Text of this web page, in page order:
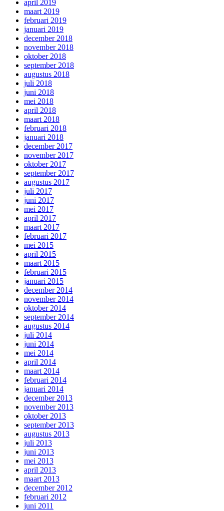
april 2019
maart 2019
februari 2019
januari 2019
december 2018
november 2018
oktober 2018
september 2018
augustus 2018
juli 2018
juni 2018
mei 2018
april 2018
maart 2018
februari 2018
januari 2018
december 2017
november 2017
oktober 2017
september 2017
augustus 2017
juli 2017
juni 2017
mei 2017
april 2017
maart 2017
februari 2017
mei 2015
april 2015
maart 2015
februari 2015
januari 2015
december 2014
november 2014
oktober 2014
september 2014
augustus 2014
juli 2014
juni 2014
mei 2014
april 2014
maart 2014
februari 2014
januari 2014
december 2013
november 2013
oktober 2013
september 2013
augustus 2013
juli 2013
juni 2013
mei 2013
april 2013
maart 2013
december 2012
februari 2012
juni 2011